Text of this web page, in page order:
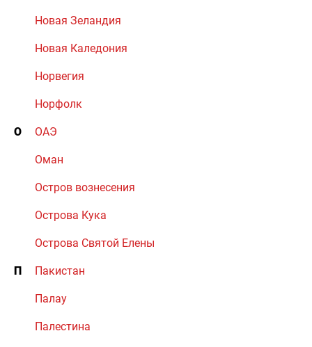
Новая Зеландия
Новая Каледония
Норвегия
Норфолк
О ОАЭ
Оман
Остров вознесения
Острова Кука
Острова Святой Елены
П Пакистан
Палау
Палестина